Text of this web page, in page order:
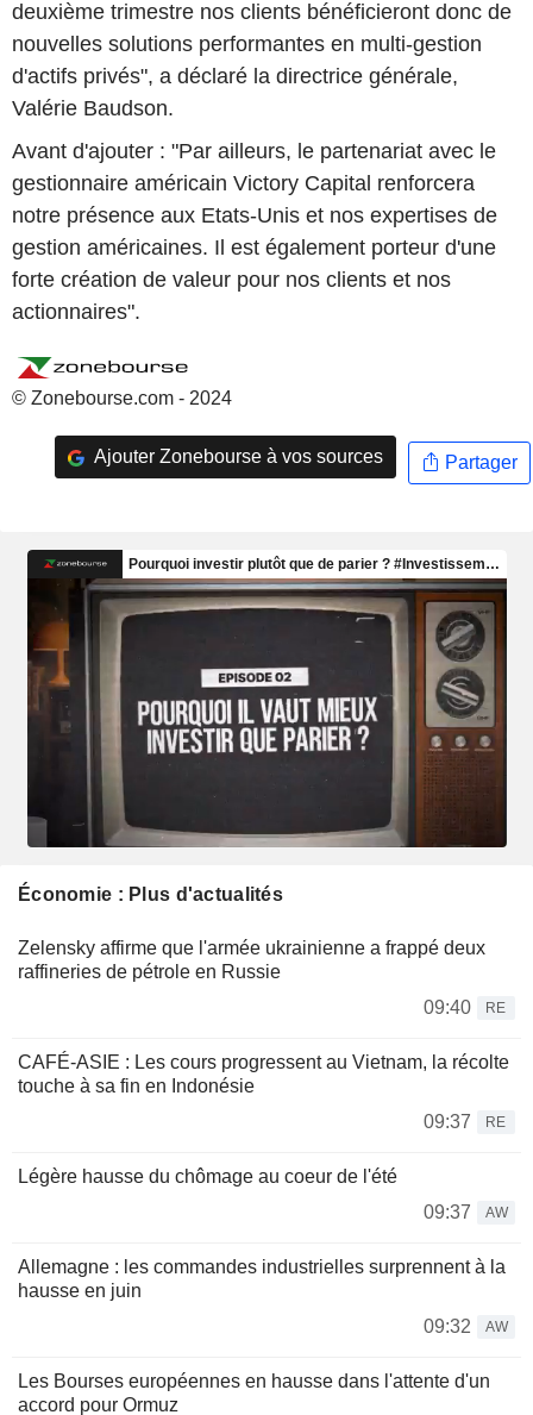
deuxième trimestre nos clients bénéficieront donc de
nouvelles solutions performantes en multi-gestion
d'actifs privés", a déclaré la directrice générale,
Valérie Baudson.
Avant d'ajouter : "Par ailleurs, le partenariat avec le
gestionnaire américain Victory Capital renforcera
notre présence aux Etats-Unis et nos expertises de
gestion américaines. Il est également porteur d'une
forte création de valeur pour nos clients et nos
actionnaires".
© Zonebourse.com - 2024
Ajouter Zonebourse à vos sources Partager
Économie : Plus d'actualités
Zelensky affirme que l'armée ukrainienne a frappé deux
raffineries de pétrole en Russie
09:40
RE
CAFÉ-ASIE : Les cours progressent au Vietnam, la récolte
touche à sa fin en Indonésie
09:37
RE
Légère hausse du chômage au coeur de l'été
09:37
AW
Allemagne : les commandes industrielles surprennent à la
hausse en juin
09:32
AW
Les Bourses européennes en hausse dans l'attente d'un
accord pour Ormuz